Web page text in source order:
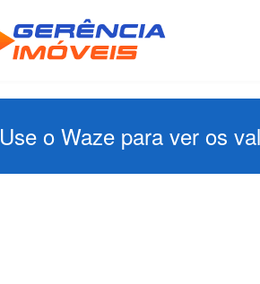
Use o Waze para ver os